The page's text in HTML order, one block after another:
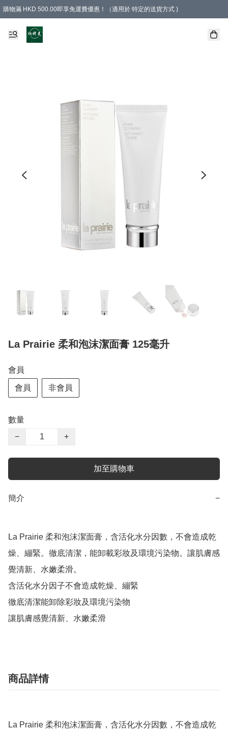
購物滿 HKD 500.00即享免運費優惠！（適用於 特定的送貨方式 )
La Prairie 柔和泡沫潔面膏 125毫升
會員
會員 非會員
數量
−
+
加至購物車
簡介 −
La Prairie 柔和泡沫潔面膏，含活化水分因數，不會造成乾
燥、繃緊。徹底清潔，能卸載彩妝及環境污染物。讓肌膚感
覺清新、水嫩柔滑。
含活化水分因子不會造成乾燥、繃緊
徹底清潔能卸除彩妝及環境污染物
讓肌膚感覺清新、水嫩柔滑
商品詳情
La Prairie 柔和泡沫潔面膏，含活化水分因數，不會造成乾